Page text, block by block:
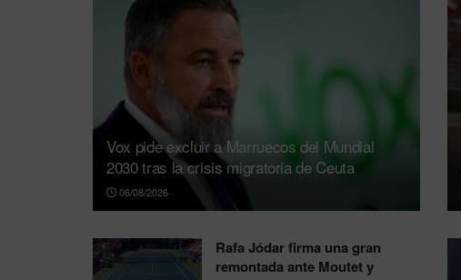
Vox pide excluir a Marruecos del Mundial
2030 tras la crisis migratoria de Ceuta
06/08/2026
Rafa Jódar firma una gran
remontada ante Moutet y